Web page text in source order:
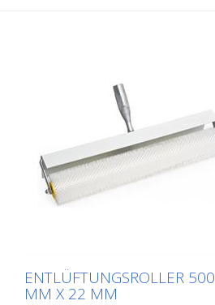
ENTLÜFTUNGSROLLER 500
MM X 22 MM